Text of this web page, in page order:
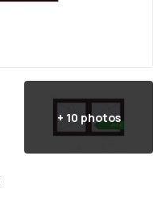
+ 10 photos